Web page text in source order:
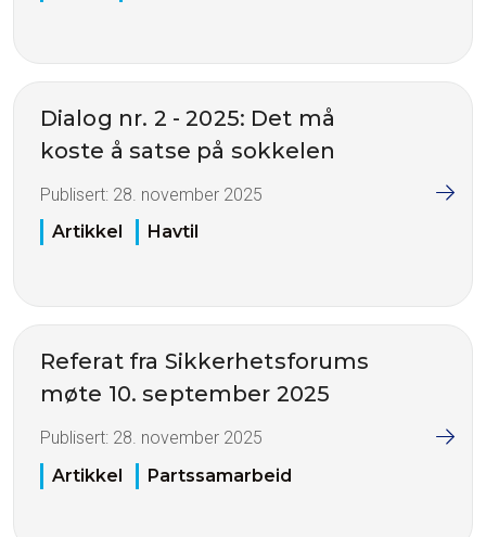
Dialog nr. 2 - 2025: Det må
koste å satse på sokkelen
Publisert: 28. november 2025
Artikkel
Havtil
Referat fra Sikkerhetsforums
møte 10. september 2025
Publisert: 28. november 2025
Artikkel
Partssamarbeid